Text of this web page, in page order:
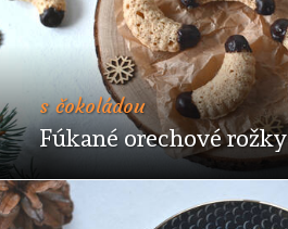
s čokoládou
Fúkané orechové rožky